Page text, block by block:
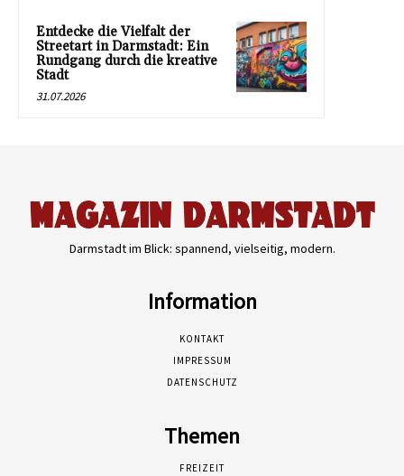
Entdecke die Vielfalt der
Streetart in Darmstadt: Ein
Rundgang durch die kreative
Stadt
31.07.2026
Darmstadt im Blick: spannend, vielseitig, modern.
Information
KONTAKT
IMPRESSUM
DATENSCHUTZ
Themen
FREIZEIT